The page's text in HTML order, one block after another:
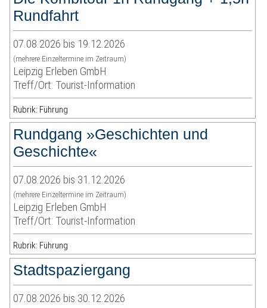
Rundfahrt
07.08.2026 bis 19.12.2026
(mehrere Einzeltermine im Zeitraum)
Leipzig Erleben GmbH
Treff/Ort: Tourist-Information
Rubrik: Führung
Rundgang »Geschichten und
Geschichte«
07.08.2026 bis 31.12.2026
(mehrere Einzeltermine im Zeitraum)
Leipzig Erleben GmbH
Treff/Ort: Tourist-Information
Rubrik: Führung
Stadtspaziergang
07.08.2026 bis 30.12.2026